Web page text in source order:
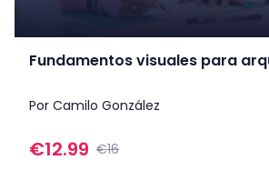
Fundamentos visuales para
Por Camilo González
€12.99 €16